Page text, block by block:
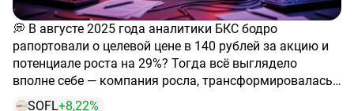
💭 В августе 2025 года аналитики БКС бодро
рапортовали о целевой цене в 140 рублей за акцию и
потенциале роста на 29%? Тогда всё выглядело
вполне себе — компания росла, трансформировалась
в сторону собственных решений, менеджмент
SOFL+8,22%